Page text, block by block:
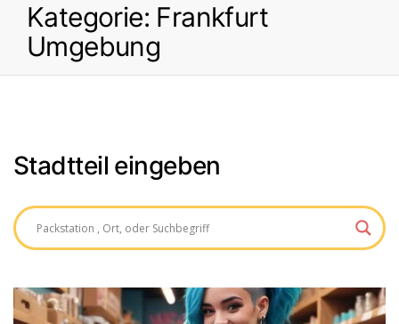
Kategorie: Frankfurt
Umgebung
Stadtteil eingeben